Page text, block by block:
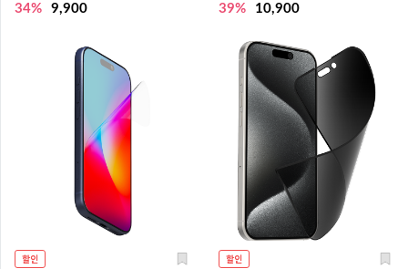
34% 9,900 39% 10,900
할인 할인